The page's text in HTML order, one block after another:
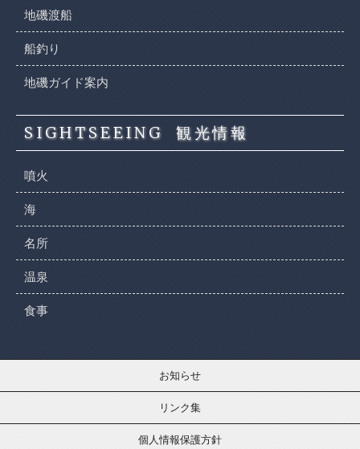
地磯渡船
船釣り
地磯ガイド案内
SIGHTSEEING 観光情報
噴火
海
名所
温泉
食事
お知らせ
リンク集
個人情報保護方針